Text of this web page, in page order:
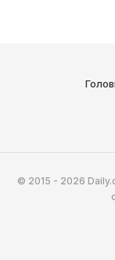
© 2015 - 2026